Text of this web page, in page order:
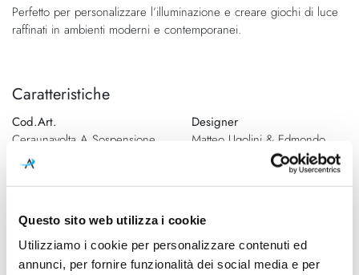
Questo sito web utilizza i cookie
Utilizziamo i cookie per personalizzare contenuti ed
annunci, per fornire funzionalità dei social media e per
Perfetto per personalizzare l’illuminazione e creare giochi di luce
raffinati in ambienti moderni e contemporanei.
Caratteristiche
Cod.Art.
Ceraunavolta A Sospensione
Ø14,5
Designer
Matteo Ugolini & Edmondo
Testaguzza Design
Dimensioni
Sorgente luminosa
Potenza e attacco
G9 1x max 33W
Lampadina
Esclusa